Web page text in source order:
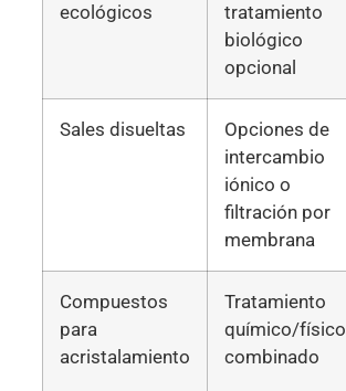
ecológicos
tratamiento
biológico
opcional
Sales disueltas
Opciones de
intercambio
iónico o
filtración por
membrana
Compuestos
para
acristalamiento
Tratamiento
químico/físico
combinado